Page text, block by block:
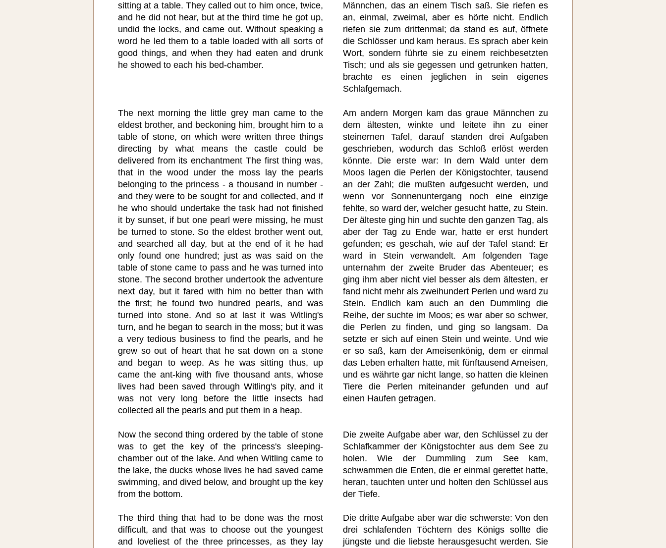
sitting at a table. They called out to him once, twice,
and he did not hear, but at the third time he got up,
undid the locks, and came out. Without speaking a
word he led them to a table loaded with all sorts of
good things, and when they had eaten and drunk
he showed to each his bed-chamber.
Männchen, das an einem Tisch saß. Sie riefen es
an, einmal, zweimal, aber es hörte nicht. Endlich
riefen sie zum drittenmal; da stand es auf, öffnete
die Schlösser und kam heraus. Es sprach aber kein
Wort, sondern führte sie zu einem reichbesetzten
Tisch; und als sie gegessen und getrunken hatten,
brachte es einen jeglichen in sein eigenes
Schlafgemach.
The next morning the little grey man came to the
eldest brother, and beckoning him, brought him to a
table of stone, on which were written three things
directing by what means the castle could be
delivered from its enchantment The first thing was,
that in the wood under the moss lay the pearls
belonging to the princess - a thousand in number -
and they were to be sought for and collected, and if
he who should undertake the task had not finished
it by sunset, if but one pearl were missing, he must
be turned to stone. So the eldest brother went out,
and searched all day, but at the end of it he had
only found one hundred; just as was said on the
table of stone came to pass and he was turned into
stone. The second brother undertook the adventure
next day, but it fared with him no better than with
the first; he found two hundred pearls, and was
turned into stone. And so at last it was Witling's
turn, and he began to search in the moss; but it was
a very tedious business to find the pearls, and he
grew so out of heart that he sat down on a stone
and began to weep. As he was sitting thus, up
came the ant-king with five thousand ants, whose
lives had been saved through Witling's pity, and it
was not very long before the little insects had
collected all the pearls and put them in a heap.
Am andern Morgen kam das graue Männchen zu
dem ältesten, winkte und leitete ihn zu einer
steinernen Tafel, darauf standen drei Aufgaben
geschrieben, wodurch das Schloß erlöst werden
könnte. Die erste war: In dem Wald unter dem
Moos lagen die Perlen der Königstochter, tausend
an der Zahl; die mußten aufgesucht werden, und
wenn vor Sonnenuntergang noch eine einzige
fehlte, so ward der, welcher gesucht hatte, zu Stein.
Der älteste ging hin und suchte den ganzen Tag, als
aber der Tag zu Ende war, hatte er erst hundert
gefunden; es geschah, wie auf der Tafel stand: Er
ward in Stein verwandelt. Am folgenden Tage
unternahm der zweite Bruder das Abenteuer; es
ging ihm aber nicht viel besser als dem ältesten, er
fand nicht mehr als zweihundert Perlen und ward zu
Stein. Endlich kam auch an den Dummling die
Reihe, der suchte im Moos; es war aber so schwer,
die Perlen zu finden, und ging so langsam. Da
setzte er sich auf einen Stein und weinte. Und wie
er so saß, kam der Ameisenkönig, dem er einmal
das Leben erhalten hatte, mit fünftausend Ameisen,
und es währte gar nicht lange, so hatten die kleinen
Tiere die Perlen miteinander gefunden und auf
einen Haufen getragen.
Now the second thing ordered by the table of stone
was to get the key of the princess's sleeping-
chamber out of the lake. And when Witling came to
the lake, the ducks whose lives he had saved came
swimming, and dived below, and brought up the key
from the bottom.
Die zweite Aufgabe aber war, den Schlüssel zu der
Schlafkammer der Königstochter aus dem See zu
holen. Wie der Dummling zum See kam,
schwammen die Enten, die er einmal gerettet hatte,
heran, tauchten unter und holten den Schlüssel aus
der Tiefe.
The third thing that had to be done was the most
difficult, and that was to choose out the youngest
and loveliest of the three princesses, as they lay
Die dritte Aufgabe aber war die schwerste: Von den
drei schlafenden Töchtern des Königs sollte die
jüngste und die liebste herausgesucht werden. Sie